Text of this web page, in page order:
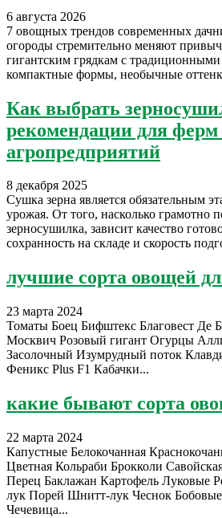
6 августа 2026
7 овощных трендов современных
огороды стремительно меняют
гигантским грядкам с традиционными
компактные формы, необычные
Как выбрать
рекомендации для ферм
агропредприятий
8 декабря 2025
Сушка зерна является обязательным
урожая. От того, насколько грамотно
зерносушилка, зависит качество
сохранность на складе и скорость
лучшие сорта овощей
23 марта 2024
Томаты Боец Бифштекс Благовест Де
Москвич Розовый гигант Огурцы
Засолочный Изумрудный поток
Феникс Plus F1 Кабачки...
какие бывают сорта
22 марта 2024
Капустные Белокочанная
Цветная Кольраби Брокколи
Перец Баклажан Картофель Луковые
лук Порей Шнитт-лук Чеснок
Чечевица...